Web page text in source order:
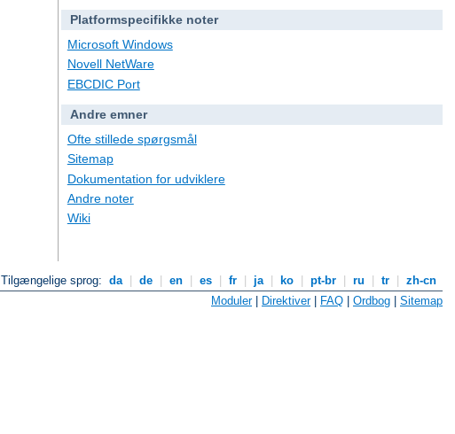
Platformspecifikke noter
Microsoft Windows
Novell NetWare
EBCDIC Port
Andre emner
Ofte stillede spørgsmål
Sitemap
Dokumentation for udviklere
Andre noter
Wiki
Tilgængelige sprog: da de en es fr ja ko pt-br ru tr
zh-cn
Moduler| Direktiver| FAQ | Ordbog | Sitemap